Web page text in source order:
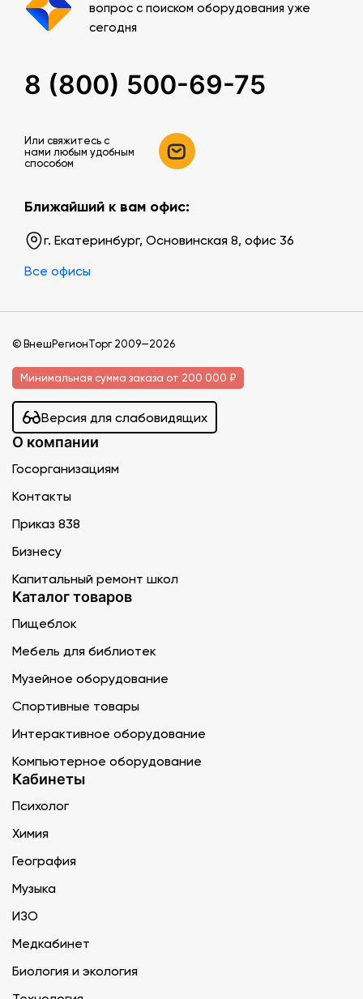
вопрос с поиском оборудования уже
сегодня
8 (800) 500-69-75
Или свяжитесь c
нами любым удобным
способом
Ближайший к вам офис:
г. Екатеринбург, Основинская 8, офис 36
Все офисы
© ВнешРегионТорг 2009—2026
Минимальная сумма заказа от 200 000 ₽
Версия для слабовидящих
О компании
Госорганизациям
Контакты
Приказ 838
Бизнесу
Капитальный ремонт школ
Каталог товаров
Пищеблок
Мебель для библиотек
Музейное оборудование
Спортивные товары
Интерактивное оборудование
Компьютерное оборудование
Кабинеты
Психолог
Химия
География
Музыка
ИЗО
Медкабинет
Биология и экология